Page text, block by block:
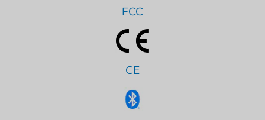
FCC
CE